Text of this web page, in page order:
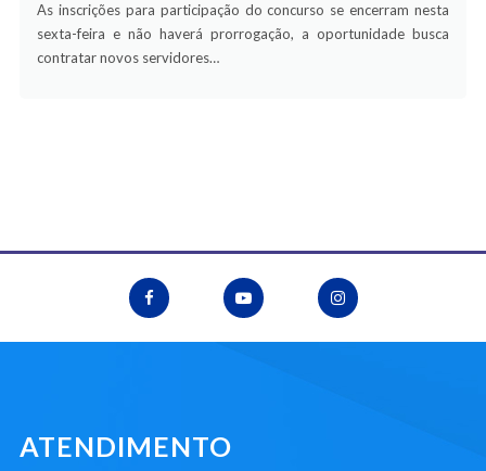
As inscrições para participação do concurso se encerram nesta
sexta-feira e não haverá prorrogação, a oportunidade busca
contratar novos servidores…
ATENDIMENTO